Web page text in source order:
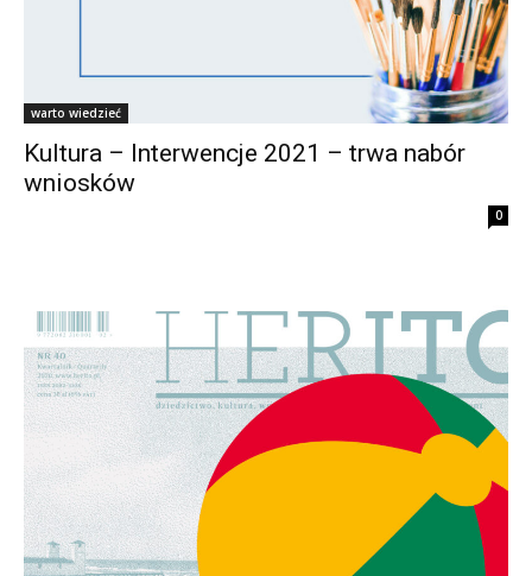
warto wiedzieć
Kultura – Interwencje 2021 – trwa nabór
wniosków
0